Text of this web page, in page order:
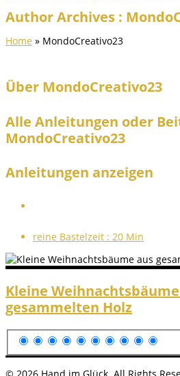
Author Archives :
Home » MondoCreativo23
Über MondoCreativo23
Alle Anleitungen oder
MondoCreativo23
Anleitungen anzeigen
reine Bastelzeit : 20 Min
Kleine
gesammelten Holz